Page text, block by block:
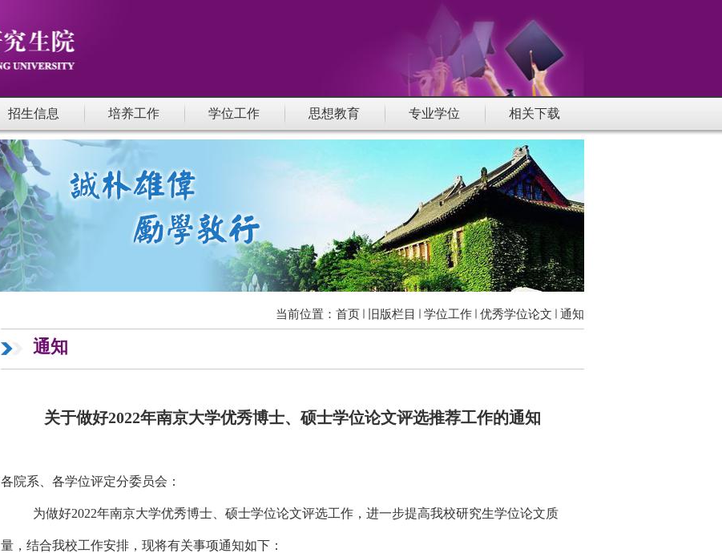
招生信息 培养工作 学位工作 思想教育 专业学位 相关下载
当前位置： 首页 旧版栏目 学位工作 优秀学位论文 通知
通知
关于做好2022年南京大学优秀博士、硕士学位论文评选推荐工作的通知
各院系、各学位评定分委员会：
为做好2022年南京大学优秀博士、硕士学位论文评选工作，进一步提高我校研究生学位论文质
量，结合我校工作安排，现将有关事项通知如下：